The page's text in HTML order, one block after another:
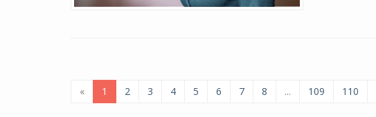
« 1 2 3 4 5 6 7 8 ... 109 110